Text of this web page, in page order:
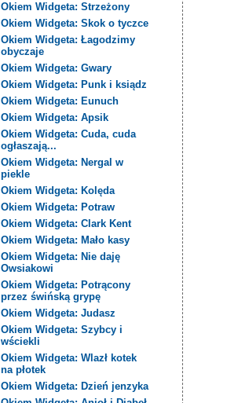
Okiem Widgeta: Strzeżony
Okiem Widgeta: Skok o tyczce
Okiem Widgeta: Łagodzimy
obyczaje
Okiem Widgeta: Gwary
Okiem Widgeta: Punk i ksiądz
Okiem Widgeta: Eunuch
Okiem Widgeta: Apsik
Okiem Widgeta: Cuda, cuda
ogłaszają...
Okiem Widgeta: Nergal w
piekle
Okiem Widgeta: Kolęda
Okiem Widgeta: Potraw
Okiem Widgeta: Clark Kent
Okiem Widgeta: Mało kasy
Okiem Widgeta: Nie daję
Owsiakowi
Okiem Widgeta: Potrącony
przez świńską grypę
Okiem Widgeta: Judasz
Okiem Widgeta: Szybcy i
wściekli
Okiem Widgeta: Wlazł kotek
na płotek
Okiem Widgeta: Dzień jenzyka